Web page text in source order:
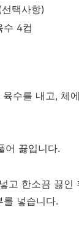
택사항)
수 4컵
육수를 내고, 체
어 끓입니다.
고 한소끔 끓인
를 넣습니다.